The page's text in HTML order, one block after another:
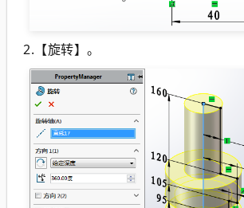
2.【旋转】。